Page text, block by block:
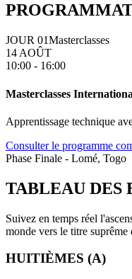
JOUR 01Masterclasses
14 AOÛT
10:00 - 16:00
Masterclasses
Apprentissage technique
Consulter le programme
Phase Finale - Lomé, Togo
TABLEAU DES
Suivez en temps réel
monde vers le titre
HUITIÈMES (A)